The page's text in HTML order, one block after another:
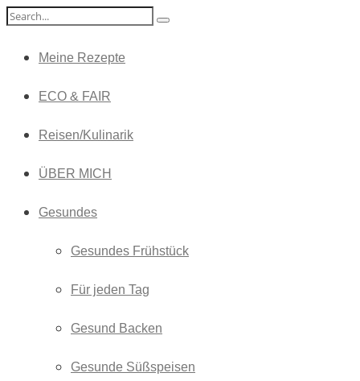
Meine Rezepte
ECO & FAIR
Reisen/Kulinarik
ÜBER MICH
Gesundes
Gesundes Frühstück
Für jeden Tag
Gesund Backen
Gesunde Süßspeisen